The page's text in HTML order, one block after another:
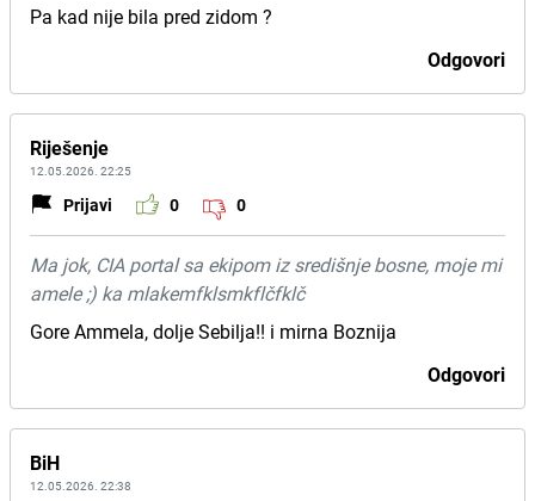
Pa kad nije bila pred zidom ?
Odgovori
Riješenje
12.05.2026. 22:25
Prijavi 0 0
Ma jok, CIA portal sa ekipom iz središnje bosne, moje mi
amele ;) ka mlakemfklsmkflčfklč
Gore Ammela, dolje Sebilja!! i mirna Boznija
Odgovori
BiH
12.05.2026. 22:38